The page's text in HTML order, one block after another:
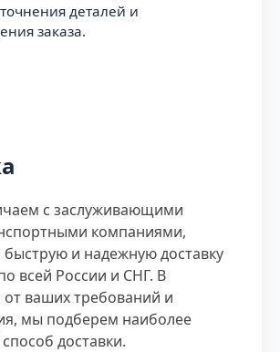
деталей и
заказа.
с заслуживающими
компаниями,
быструю и надежную доставку
всей России и СНГ. В
от ваших требований и
мы подберем наиболее
доставки.